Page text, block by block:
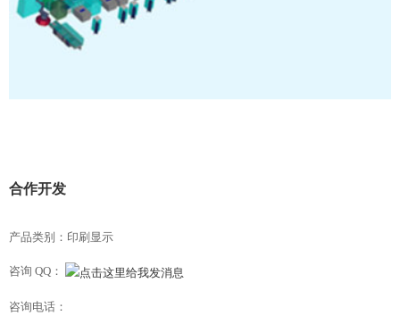
合作开发
产品类别：印刷显示
咨询 QQ：
咨询电话：